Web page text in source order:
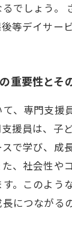
でしょう。
等デイサー
重要性とそ
、専門支
援員は、子
で学び、
、社会性
。このよう
につながるの